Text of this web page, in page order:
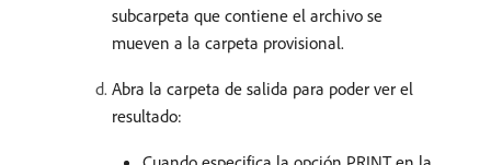
subcarpeta que contiene el archivo se
mueven a la carpeta provisional.
Abra la carpeta de salida para poder ver el
resultado: